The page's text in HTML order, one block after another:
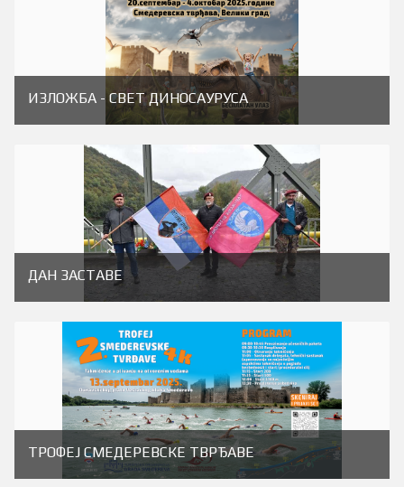
ИЗЛОЖБА - СВЕТ ДИНОСАУРУСА
ДАН ЗАСТАВЕ
ТРОФЕЈ СМЕДЕРЕВСКЕ ТВРЂАВЕ